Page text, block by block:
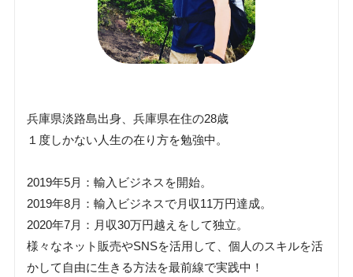
兵庫県淡路島出身、兵庫県在住の28歳
１度しかない人生の在り方を勉強中。
2019年5月：輸入ビジネスを開始。
2019年8月：輸入ビジネスで月収11万円達成。
2020年7月：月収30万円越えをして独立。
様々なネット販売やSNSを活用して、個人のスキルを活
かして自由に生きる方法を最前線で実践中！